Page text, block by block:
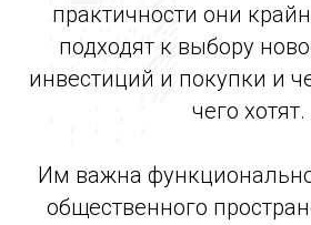
практичности они
подходят к выбору
инвестиций и покупки и
чего хотят.
Им важна
общественного